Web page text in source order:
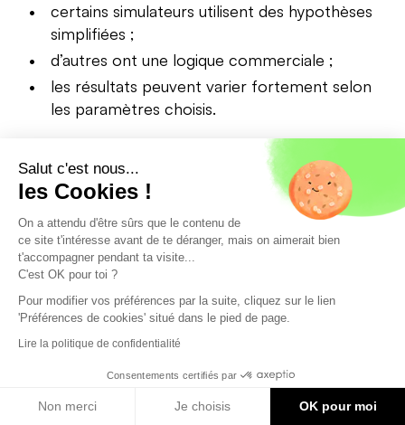
Salut c'est nous...
les Cookies !
On a attendu d'être sûrs que le contenu de
ce site t'intéresse avant de te déranger, mais on aimerait bien
t'accompagner pendant ta visite...
C'est OK pour toi ?
Pour modifier vos préférences par la suite, cliquez sur le lien
'Préférences de cookies' situé dans le pied de page.
Lire la politique de confidentialité
Consentements certifiés par
Non merci Je choisis OK pour moi
certains simulateurs utilisent des hypothèses
simplifiées ;
d’autres ont une logique commerciale ;
les résultats peuvent varier fortement selon
les paramètres choisis.
C’est pourquoi les outils officiels restent
généralement la meilleure base de départ pour
obtenir une estimation fiable de ses droits réels.
Demander un rendez-vous
d'information avec un
conseiller Mon Petit
Placement
Prendre rendez-vous